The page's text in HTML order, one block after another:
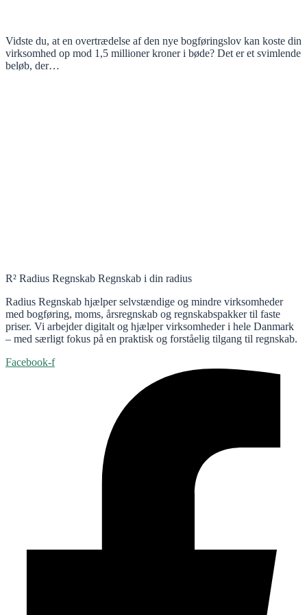
Vidste du, at en overtrædelse af den nye bogføringslov kan koste din
virksomhed op mod 1,5 millioner kroner i bøde? Det er et svimlende
beløb, der…
R² Radius Regnskab Regnskab i din radius
Radius Regnskab hjælper selvstændige og mindre virksomheder
med bogføring, moms, årsregnskab og regnskabspakker til faste
priser. Vi arbejder digitalt og hjælper virksomheder i hele Danmark
– med særligt fokus på en praktisk og forståelig tilgang til regnskab.
Facebook-f